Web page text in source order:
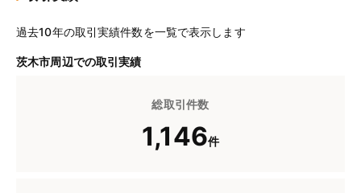
過去10年の取引実績件数を一覧で表示します
茨木市周辺での取引実績
総取引件数
1,146件